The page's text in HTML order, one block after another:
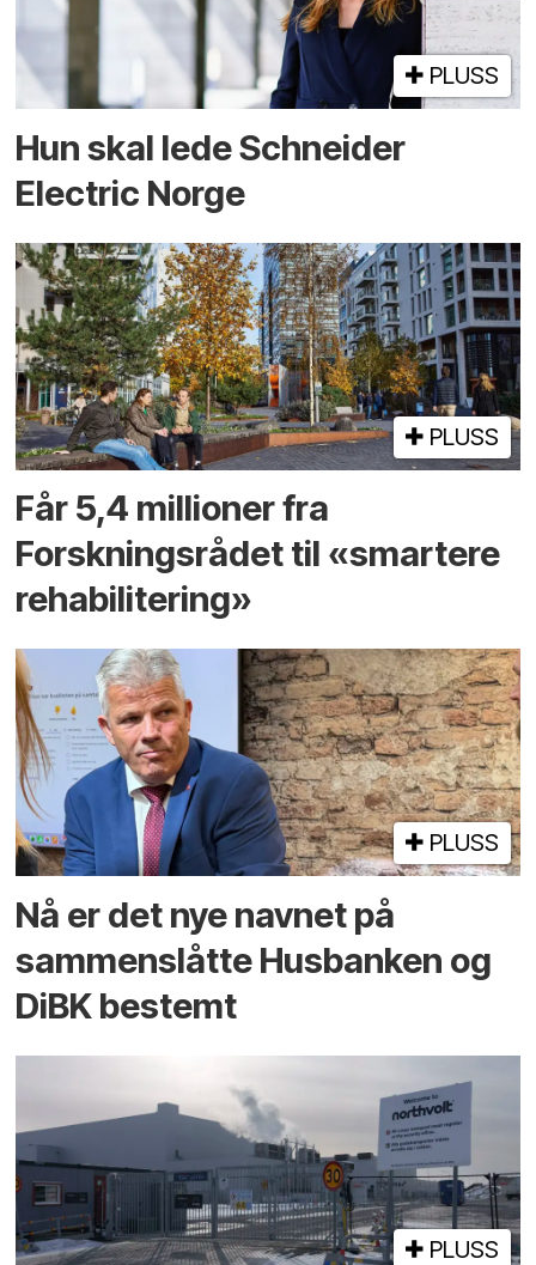
PLUSS
Hun skal lede Schneider
Electric Norge
PLUSS
Får 5,4 millioner fra
Forskningsrådet til «smartere
rehabilitering»
PLUSS
Nå er det nye navnet på
sammenslåtte Husbanken og
DiBK bestemt
PLUSS